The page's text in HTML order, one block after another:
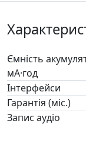
Ємність
мА·год
Інтерфейси
Гарантія (міс.)
Запис аудіо